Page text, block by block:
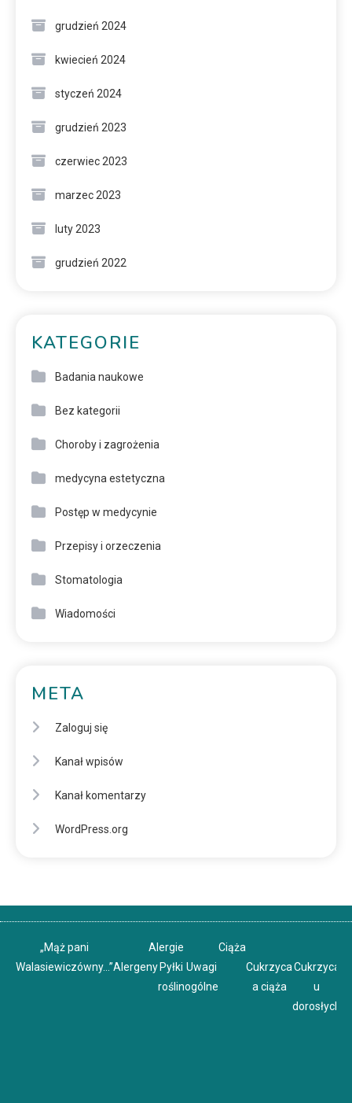
grudzień 2024
kwiecień 2024
styczeń 2024
grudzień 2023
czerwiec 2023
marzec 2023
luty 2023
grudzień 2022
KATEGORIE
Badania naukowe
Bez kategorii
Choroby i zagrożenia
medycyna estetyczna
Postęp w medycynie
Przepisy i orzeczenia
Stomatologia
Wiadomości
META
Zaloguj się
Kanał wpisów
Kanał komentarzy
WordPress.org
„Mąż pani
Walasiewiczówny…”
Alergie
Alergeny Pyłki
roślin
Uwagi
ogólne
Ciąża
Cukrzyca
a ciąża
Cukrzyca
u
dorosłych